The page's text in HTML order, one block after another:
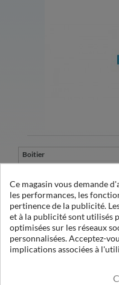
Ce magasin vous demande
les performances, les
pertinence de la publicité.
et à la publicité sont utilisés
optimisées sur les réseaux
personnalisées. Acceptez-
implications associées à